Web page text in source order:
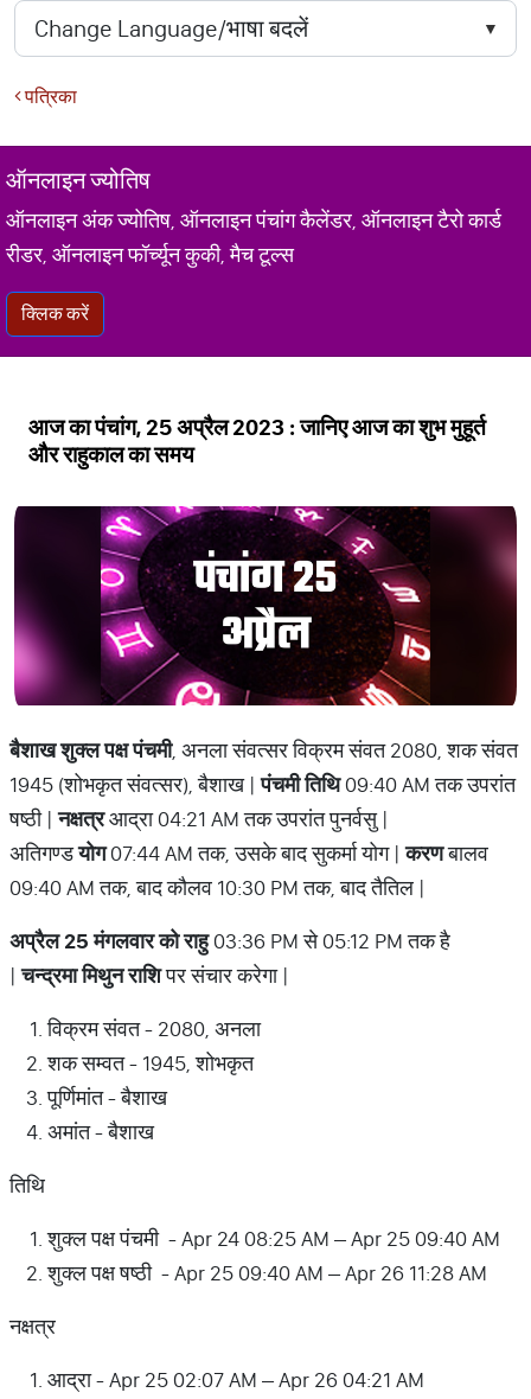
पत्रिका
ऑनलाइन ज्योतिष
ऑनलाइन अंक ज्योतिष, ऑनलाइन पंचांग कैलेंडर, ऑनलाइन टैरो कार्ड
रीडर, ऑनलाइन फॉर्च्यून कुकी, मैच टूल्स
क्लिक करें
आज का पंचांग, 25 अप्रैल 2023 : जानिए आज का शुभ मुहूर्त
और राहुकाल का समय
बैशाख शुक्ल पक्ष पंचमी, अनला संवत्सर विक्रम संवत 2080, शक संवत
1945 (शोभकृत संवत्सर), बैशाख |पंचमी तिथि09:40 AM तक उपरांत
षष्ठी |नक्षत्रआद्रा 04:21 AM तक उपरांत पुनर्वसु |
अतिगण्डयोग07:44 AM तक, उसके बाद सुकर्मा योग |करणबालव
09:40 AM तक, बाद कौलव 10:30 PM तक, बाद तैतिल |
अप्रैल 25 मंगलवार को राहु03:36 PM से 05:12 PM तक है
|चन्द्रमा मिथुन राशिपर संचार करेगा |
विक्रम संवत - 2080, अनला
शक सम्वत - 1945, शोभकृत
पूर्णिमांत - बैशाख
अमांत - बैशाख
तिथि
शुक्ल पक्ष पंचमी - Apr 24 08:25 AM – Apr 25 09:40 AM
शुक्ल पक्ष षष्ठी - Apr 25 09:40 AM – Apr 26 11:28 AM
नक्षत्र
आद्रा - Apr 25 02:07 AM – Apr 26 04:21 AM